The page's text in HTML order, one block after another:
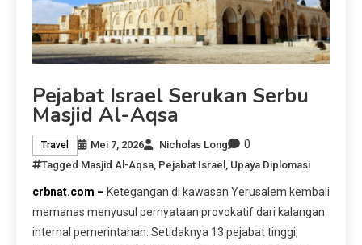
Pejabat Israel Serukan Serbu
Masjid Al-Aqsa
Travel Mei 7, 2026 Nicholas Long 0
Tagged Masjid Al-Aqsa, Pejabat Israel , Upaya Diplomasi
crbnat.com – Ketegangan di kawasan Yerusalem kembali
memanas menyusul pernyataan provokatif dari kalangan
internal pemerintahan. Setidaknya 13 pejabat tinggi,